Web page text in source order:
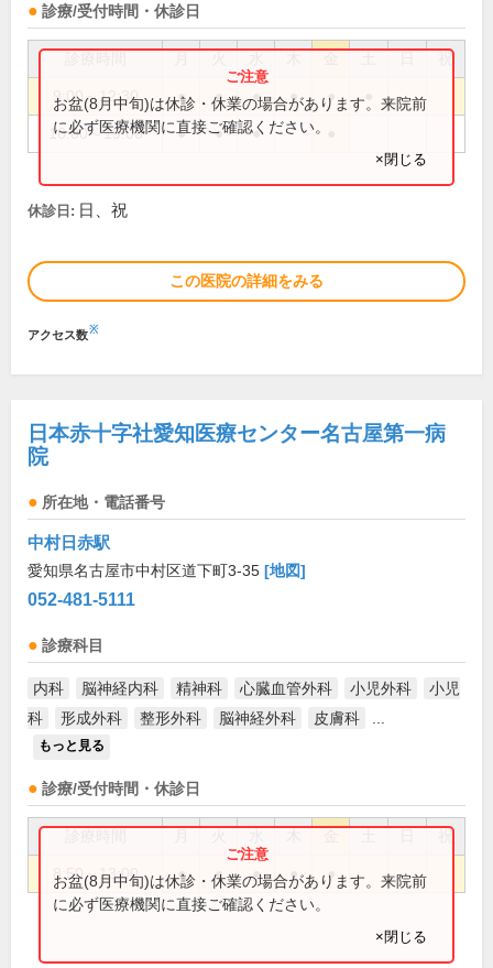
診療/受付時間・休診日
祝
9:00～12:30 ● ● ● ● ●
16:00～19:00 ● ● ●
お盆(8月中旬)は休診・休業の場合があります。来院前
に必ず医療機関に直接ご確認ください。
×閉じる
休診日: 日、祝
この医院の詳細をみる
アクセス数※
日本赤十字社愛知医療センター名古屋第一病
院
所在地・電話番号
中村日赤駅
愛知県名古屋市中村区道下町3-35 [地図]
052-481-5111
診療科目
内科 脳神経内科 精神科 心臓血管外科 小児外科
小児
科
形成外科 整形外科 脳神経外科 皮膚科
もっと見る
診療/受付時間・休診日
祝
8:50～13:00 ● ● ● ● ●
お盆(8月中旬)は休診・休業の場合があります。来院前
に必ず医療機関に直接ご確認ください。
×閉じる